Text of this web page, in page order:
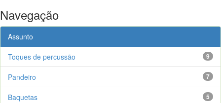
Navegação
Assunto
9
Toques de percussão
7
Pandeiro
5
Baquetas